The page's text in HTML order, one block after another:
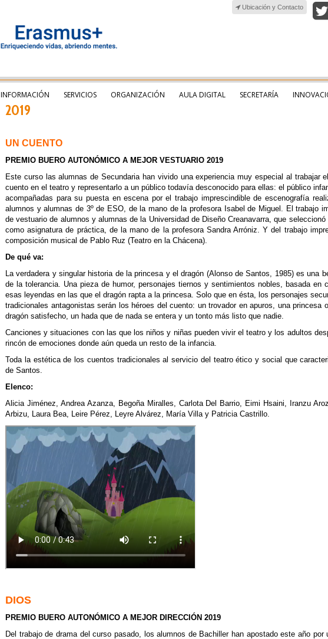
Ubicación y Contacto
INFORMACIÓN SERVICIOS ORGANIZACIÓN AULA DIGITAL SECRETARÍA
2019
UN CUENTO
PREMIO BUERO AUTONÓMICO A MEJOR VESTUARIO 2019
Este curso las alumnas de Secundaria han vivido una experiencia muy especial al trabajar
cuento en el teatro y representarlo a un público todavía desconocido para ellas: el público
acompañadas para su puesta en escena por el trabajo imprescindible de escenografía
alumnos y alumnas de 3º de ESO, de la mano de la profesora Isabel de Miguel. El trabajo
de vestuario de alumnos y alumnas de la Universidad de Diseño Creanavarra, que seleccionó
como asignatura de práctica, de la mano de la profesora Sandra Arróniz. Y del trabajo
composición musical de Pablo Ruz (Teatro en la Chácena).
De qué va:
La verdadera y singular historia de la princesa y el dragón (Alonso de Santos, 1985) es una
de la tolerancia. Una pieza de humor, personajes tiernos y sentimientos nobles, basada en
esas leyendas en las que el dragón rapta a la princesa. Solo que en ésta, los personajes
tradicionales antagonistas serán los héroes del cuento: un trovador en apuros, una princesa
dragón satisfecho, un hada que de nada se entera y un tonto más listo que nadie.
Canciones y situaciones con las que los niños y niñas pueden vivir el teatro y los adultos
rincón de emociones donde aún queda un resto de la infancia.
Toda la estética de los cuentos tradicionales al servicio del teatro ético y social que
de Santos.
Elenco:
Alicia Jiménez, Andrea Azanza, Begoña Miralles, Carlota Del Barrio, Eimi Hsaini, Iranzu
Arbizu, Laura Bea, Leire Pérez, Leyre Alvárez, María Villa y Patricia Castrillo.
DIOS
PREMIO BUERO AUTONÓMICO A MEJOR DIRECCIÓN 2019
Del trabajo de drama del curso pasado, los alumnos de Bachiller han apostado este año por